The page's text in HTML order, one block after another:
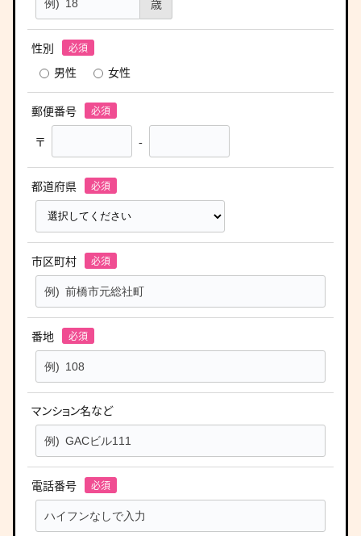
性別
男性
女性
郵便番号
〒
-
都道府県
市区町村
番地
マンション名など
電話番号